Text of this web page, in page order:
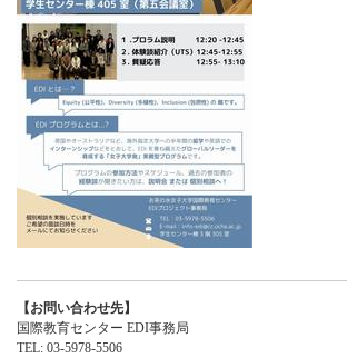
【お問い合わせ先】
国際教育センター EDI事務局
TEL: 03-5978-5506